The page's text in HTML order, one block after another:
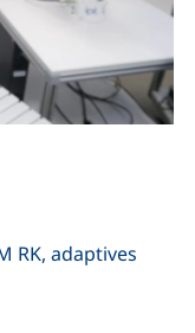
RK, adaptives